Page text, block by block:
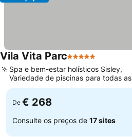
Vila Vita Parc5 Estrelas
Spa e bem-estar holísticos Sisley,
Variedade de piscinas para todas as
preferências
De € 268
Consulte os preços de 17 sites